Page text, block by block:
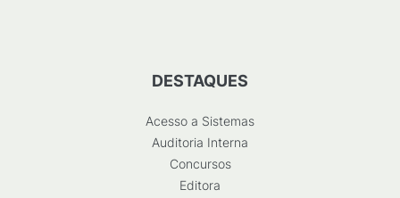
DESTAQUES
Acesso a Sistemas
Auditoria Interna
Concursos
Editora